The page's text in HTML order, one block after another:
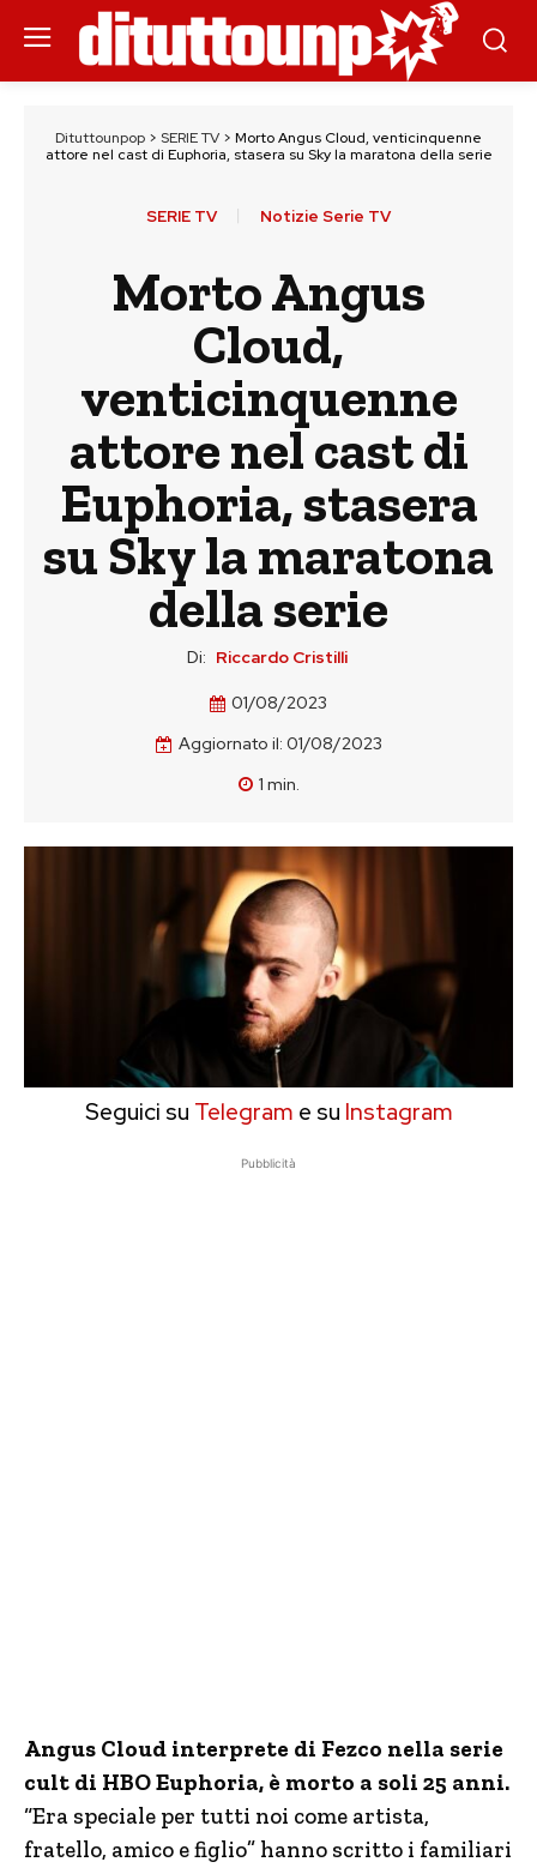
Dituttounpop > SERIE TV > Morto Angus Cloud, venticinquenne
attore nel cast di Euphoria, stasera su Sky la maratona della serie
SERIE TV Notizie Serie TV
Morto Angus
Cloud,
venticinquenne
attore nel cast di
Euphoria, stasera
su Sky la maratona
della serie
Di: Riccardo Cristilli
01/08/2023
Aggiornato il: 01/08/2023
1 min.
Seguici su Telegram e su Instagram
Pubblicità
Angus Cloud interprete di Fezco nella serie
cult di HBO Euphoria, è morto a soli 25 anni.
“Era speciale per tutti noi come artista,
fratello, amico e figlio” hanno scritto i familiari